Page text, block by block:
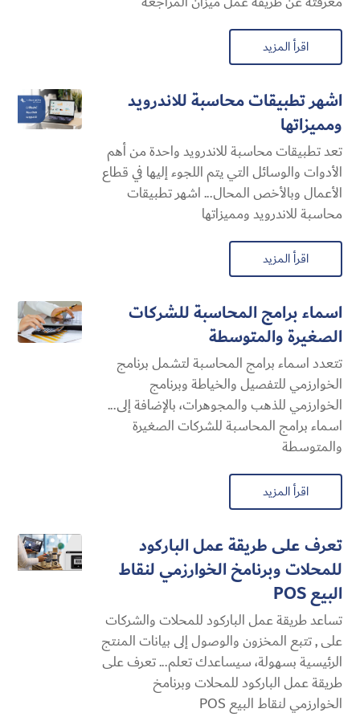
اقرأ المزيد
اشهر تطبيقات محاسبة للاندرويد
ومميزاتها
تعد تطبيقات محاسبة للاندرويد واحدة من أهم
الأدوات والوسائل التي يتم اللجوء إليها في قطاع
الأعمال وبالأخص المحال... اشهر تطبيقات
محاسبة للاندرويد ومميزاتها
اقرأ المزيد
اسماء برامج المحاسبة للشركات
الصغيرة والمتوسطة
تتعدد اسماء برامج المحاسبة لتشمل برنامج
الخوارزمي للتفصيل والخياطة وبرنامج
الخوارزمي للذهب والمجوهرات، بالإضافة إلى...
اسماء برامج المحاسبة للشركات الصغيرة
والمتوسطة
اقرأ المزيد
تعرف على طريقة عمل الباركود
للمحلات وبرنامخ الخوارزمي لنقاط
البيع POS
تساعد طريقة عمل الباركود للمحلات والشركات
على , تتبع المخزون والوصول إلى بيانات المنتج
الرئيسية بسهولة، سيساعدك تعلم... تعرف على
طريقة عمل الباركود للمحلات وبرنامخ
الخوارزمي لنقاط البيع POS